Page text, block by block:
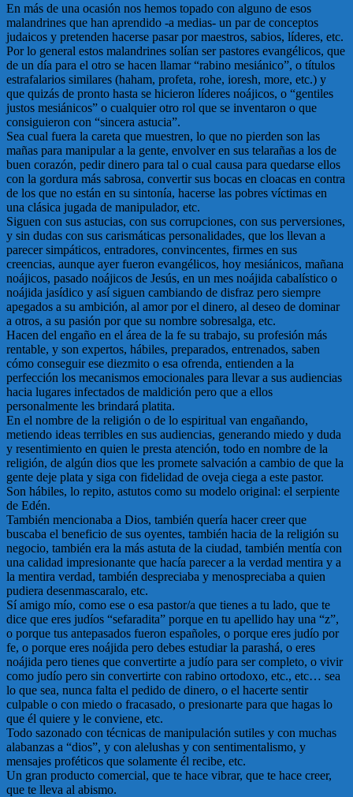
En más de una ocasión nos hemos topado con alguno de esos
malandrines que han aprendido -a medias- un par de conceptos
judaicos y pretenden hacerse pasar por maestros, sabios, líderes, etc.
Por lo general estos malandrines solían ser pastores evangélicos, que
de un día para el otro se hacen llamar “rabino mesiánico”, o títulos
estrafalarios similares (haham, profeta, rohe, ioresh, more, etc.) y
que quizás de pronto hasta se hicieron líderes noájicos, o “gentiles
justos mesiánicos” o cualquier otro rol que se inventaron o que
consiguieron con “sincera astucia”.
Sea cual fuera la careta que muestren, lo que no pierden son las
mañas para manipular a la gente, envolver en sus telarañas a los de
buen corazón, pedir dinero para tal o cual causa para quedarse ellos
con la gordura más sabrosa, convertir sus bocas en cloacas en contra
de los que no están en su sintonía, hacerse las pobres víctimas en
una clásica jugada de manipulador, etc.
Siguen con sus astucias, con sus corrupciones, con sus perversiones,
y sin dudas con sus carismáticas personalidades, que los llevan a
parecer simpáticos, entradores, convincentes, firmes en sus
creencias, aunque ayer fueron evangélicos, hoy mesiánicos, mañana
noájicos, pasado noájicos de Jesús, en un mes noájida cabalístico o
noájida jasídico y así siguen cambiando de disfraz pero siempre
apegados a su ambición, al amor por el dinero, al deseo de dominar
a otros, a su pasión por que su nombre sobresalga, etc.
Hacen del engaño en el área de la fe su trabajo, su profesión más
rentable, y son expertos, hábiles, preparados, entrenados, saben
cómo conseguir ese diezmito o esa ofrenda, entienden a la
perfección los mecanismos emocionales para llevar a sus audiencias
hacia lugares infectados de maldición pero que a ellos
personalmente les brindará platita.
En el nombre de la religión o de lo espiritual van engañando,
metiendo ideas terribles en sus audiencias, generando miedo y duda
y resentimiento en quien le presta atención, todo en nombre de la
religión, de algún dios que les promete salvación a cambio de que la
gente deje plata y siga con fidelidad de oveja ciega a este pastor.
Son hábiles, lo repito, astutos como su modelo original: el serpiente
de Edén.
También mencionaba a Dios, también quería hacer creer que
buscaba el beneficio de sus oyentes, también hacia de la religión su
negocio, también era la más astuta de la ciudad, también mentía con
una calidad impresionante que hacía parecer a la verdad mentira y a
la mentira verdad, también despreciaba y menospreciaba a quien
pudiera desenmascaralo, etc.
Sí amigo mío, como ese o esa pastor/a que tienes a tu lado, que te
dice que eres judíos “sefaradita” porque en tu apellido hay una “z”,
o porque tus antepasados fueron españoles, o porque eres judío por
fe, o porque eres noájida pero debes estudiar la parashá, o eres
noájida pero tienes que convertirte a judío para ser completo, o vivir
como judío pero sin convertirte con rabino ortodoxo, etc., etc… sea
lo que sea, nunca falta el pedido de dinero, o el hacerte sentir
culpable o con miedo o fracasado, o presionarte para que hagas lo
que él quiere y le conviene, etc.
Todo sazonado con técnicas de manipulación sutiles y con muchas
alabanzas a “dios”, y con alelushas y con sentimentalismo, y
mensajes proféticos que solamente él recibe, etc.
Un gran producto comercial, que te hace vibrar, que te hace creer,
que te lleva al abismo.